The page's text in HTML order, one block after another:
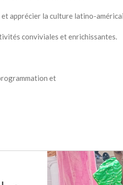
apprécier la culture latino-
conviviales et enrichissantes.
et